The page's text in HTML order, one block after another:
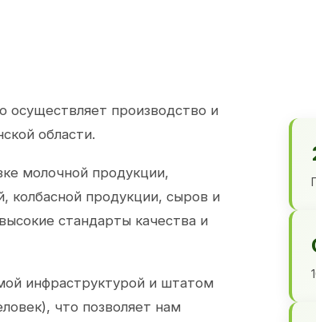
осуществляет производство и
области.
молочной продукции,
колбасной продукции, сыров и
стандарты качества и
инфраструктурой и штатом
что позволяет нам